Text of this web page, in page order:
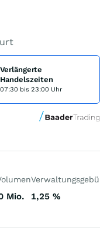
Verlängerte
Handelszeiten
07:30 bis 23:00 Uhr
Mio. 1,25 %